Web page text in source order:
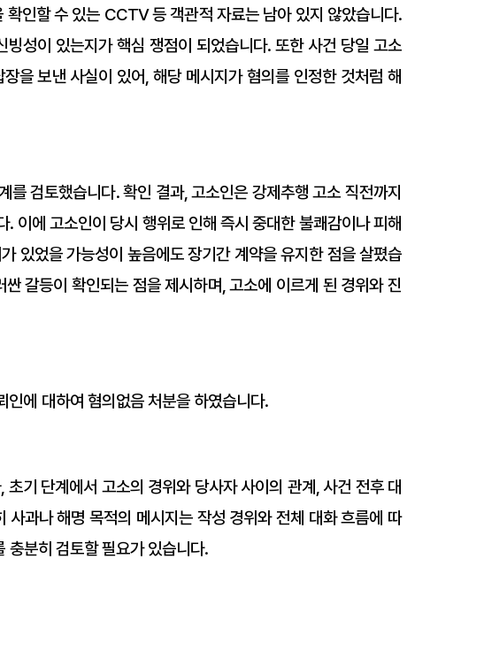
인할 수 있는 CCTV 등 객관적 자료는 남아 있지 않았습니다.
성이 있는지가 핵심 쟁점이 되었습니다. 또한 사건 당일 고소
을 보낸 사실이 있어, 해당 메시지가 혐의를 인정한 것처럼 해
검토했습니다. 확인 결과, 고소인은 강제추행 고소 직전까지
이에 고소인이 당시 행위로 인해 즉시 중대한 불쾌감이나 피해
있었을 가능성이 높음에도 장기간 계약을 유지한 점을 살폈습
갈등이 확인되는 점을 제시하며, 고소에 이르게 된 경위와 진
에 대하여 혐의없음 처분을 하였습니다.
기 단계에서 고소의 경위와 당사자 사이의 관계, 사건 전후 대
과나 해명 목적의 메시지는 작성 경위와 전체 대화 흐름에 따
충분히 검토할 필요가 있습니다.